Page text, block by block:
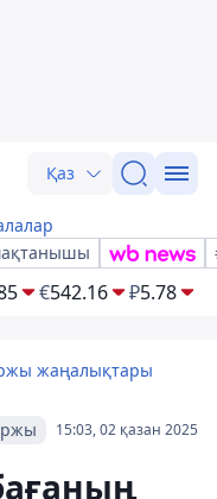
Қаз
€542.16 ₽5.78
жаңалықтары
15:03, 02 қазан 2025